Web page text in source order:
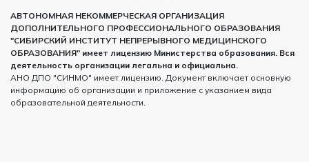
АВТОНОМНАЯ НЕКОММЕРЧЕСКАЯ ОРГАНИЗАЦИЯ
ДОПОЛНИТЕЛЬНОГО ПРОФЕССИОНАЛЬНОГО ОБРАЗОВАНИЯ
"СИБИРСКИЙ ИНСТИТУТ НЕПРЕРЫВНОГО МЕДИЦИНСКОГО
ОБРАЗОВАНИЯ" имеет лицензию Министерства образования. Вся
деятельность организации легальна и официальна.
АНО ДПО "СИНМО" имеет лицензию. Документ включает основную
информацию об организации и приложение с указанием вида
образовательной деятельности.